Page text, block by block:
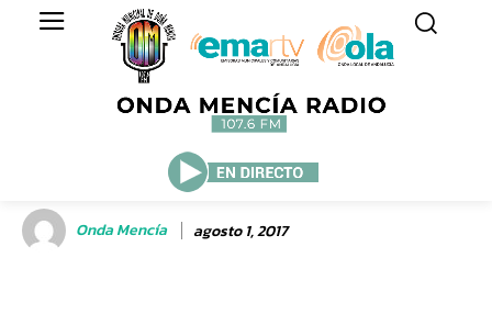
Onda Mencía agosto 1, 2017